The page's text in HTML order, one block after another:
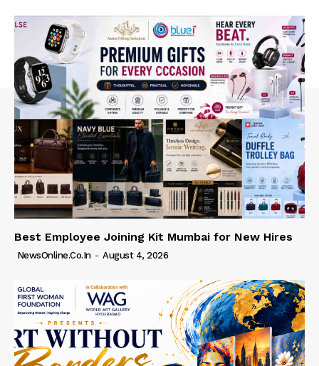
Best Employee Joining Kit Mumbai for New Hires
NewsOnline.co.in - August 4, 2026